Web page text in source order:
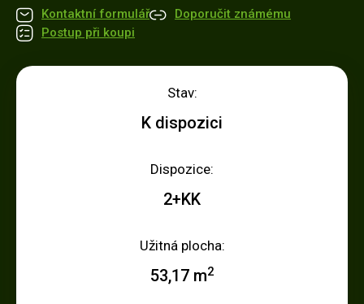
Kontaktní formulář
Doporučit známému
Postup při koupi
Stav:
K dispozici
Dispozice:
2+KK
Užitná plocha:
53,17 m2